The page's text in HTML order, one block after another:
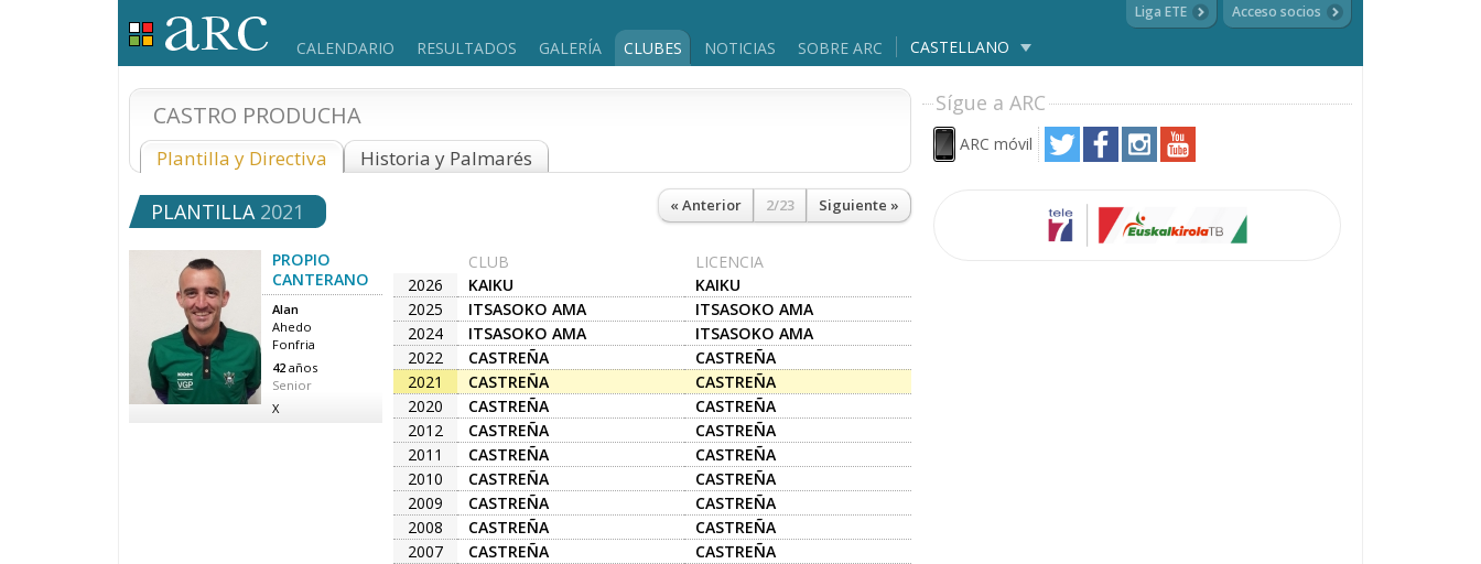
CALENDARIO RESULTADOS GALERÍA CLUBES NOTICIAS SOBRE ARC CASTELLANO
Liga ETE Acceso socios
CASTRO PRODUCHA
Plantilla y Directiva Historia y Palmarés
« Anterior 2/23 Siguiente »
PLANTILLA 2021
PROPIO
CANTERANO
Alan
Ahedo
Fonfria
42 años
Senior
X
CLUB
LICENCIA
2026
KAIKU
KAIKU
2025
ITSASOKO AMA
ITSASOKO AMA
2024
ITSASOKO AMA
ITSASOKO AMA
2022
CASTREÑA
CASTREÑA
2021
CASTREÑA
CASTREÑA
2020
CASTREÑA
CASTREÑA
2012
CASTREÑA
CASTREÑA
2011
CASTREÑA
CASTREÑA
2010
CASTREÑA
CASTREÑA
2009
CASTREÑA
CASTREÑA
2008
CASTREÑA
CASTREÑA
2007
CASTREÑA
CASTREÑA
Sígue a ARC
ARC móvil